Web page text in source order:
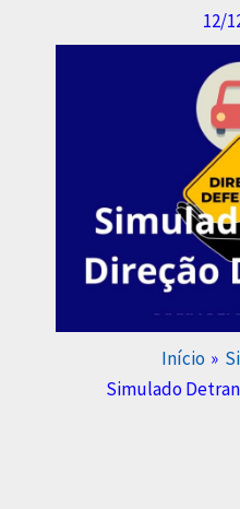
12/
Início
Simulado